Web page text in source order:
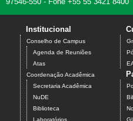
Institucional
Conselho de Campus
Agenda de Reuniões
Atas
Coordenação Acadêmica
Secretaria Acadêmica
NuDE
Biblioteca